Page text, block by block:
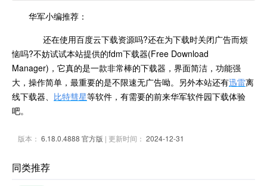
华军小编推荐：
还在使用百度云下载资源吗?还在为下载时关闭广告而烦
恼吗?不妨试试本站提供的fdm下载器(Free Download
Manager)，它真的是一款非常棒的下载器，界面简洁，功能强
大，操作简单，最重要的是不限速无广告呦。另外本站还有迅雷离
线下载器、 比特彗星等软件，有需要的前来华军软件园下载体验
吧。
版本： 6.18.0.4888 官方版 | 更新时间： 2024-12-31
同类推荐